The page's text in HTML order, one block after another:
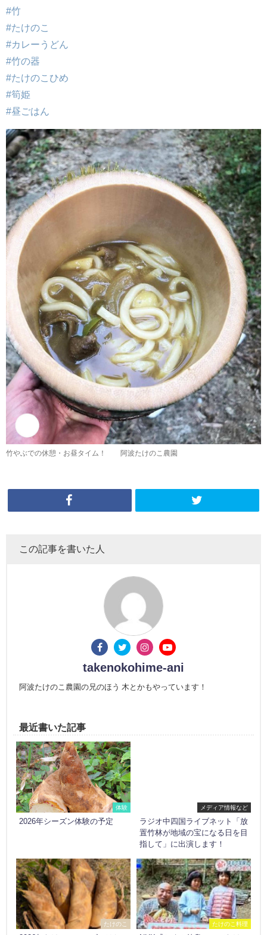
#竹
#たけのこ
#カレーうどん
#竹の器
#たけのこひめ
#筍姫
#昼ごはん
竹やぶでの休憩・お昼タイム！ 阿波たけのこ農園
この記事を書いた人
takenokohime-ani
阿波たけのこ農園の兄のほう 木とかもやっています！
最近書いた記事
体験
2026年シーズン体験の予定
メディア情報など
ラジオ中四国ライブネット「放
置竹林が地域の宝になる日を目
指して」に出演します！
たけのこ たけのこ料理